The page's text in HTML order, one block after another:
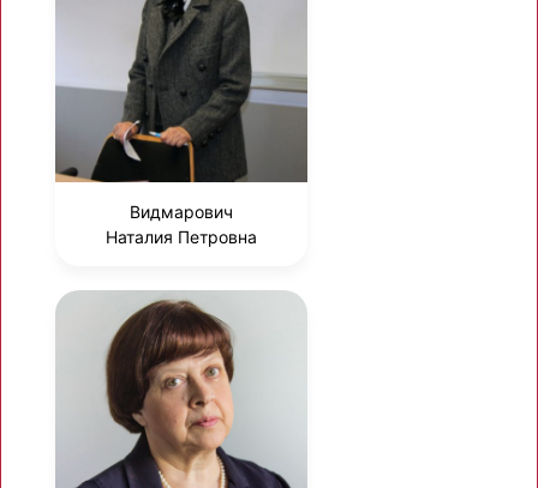
Видмарович
Наталия Петровна